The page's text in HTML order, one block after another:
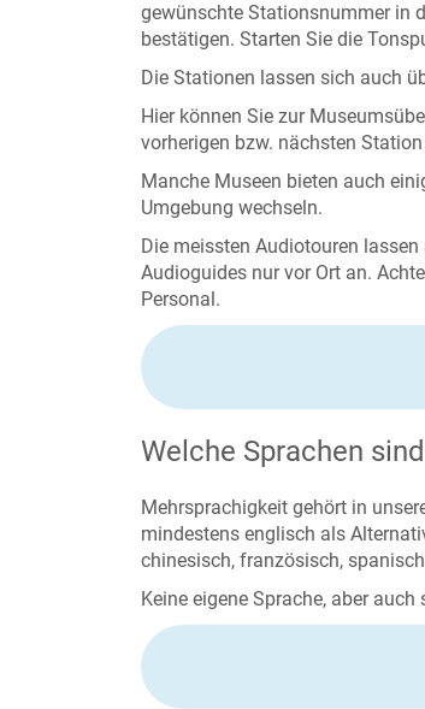
gewünschte Stationsnummer in
bestätigen. Starten Sie die
Die Stationen lassen sich auch
Hier können Sie zur
vorherigen bzw. nächsten
Manche Museen bieten auch
Umgebung wechseln.
Die meissten Audiotouren
Audioguides nur vor Ort an.
Personal.
Welche Sprachen
Mehrsprachigkeit gehört in
mindestens englisch als
chinesisch, französisch,
Keine eigene Sprache, aber